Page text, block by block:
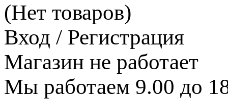
(Нет товаров)
Вход / Регистрация
Магазин не работает
Мы работаем 9.00 до